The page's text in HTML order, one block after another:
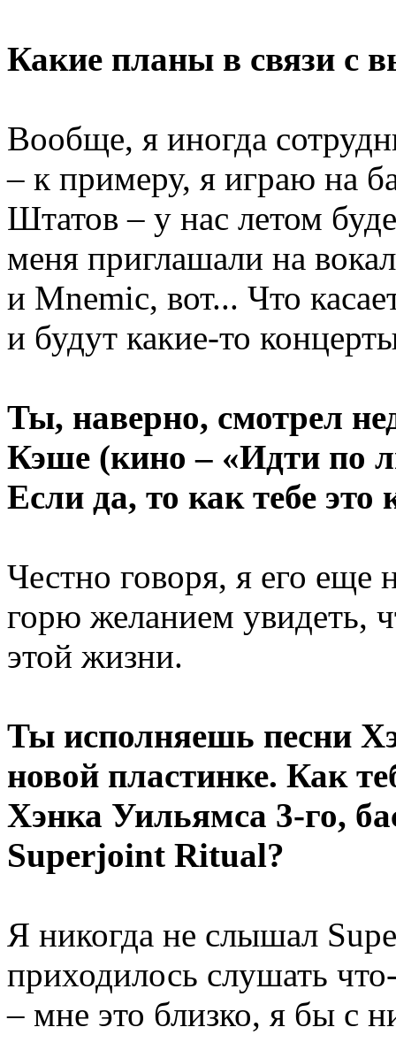
Какие планы в связи с
Вообще, я иногда
– к примеру, я играю на
Штатов – у нас летом
меня приглашали на
и Mnemic, вот... Что
и будут какие-то
Ты, наверно, смотрел
Кэше (кино – «Идти по
Если да, то как тебе это
Честно говоря, я его
горю желанием увидеть,
этой жизни.
Ты исполняешь песни
новой пластинке. Как
Хэнка Уильямса 3-го,
Superjoint Ritual?
Я никогда не слышал
приходилось слушать
– мне это близко, я бы с